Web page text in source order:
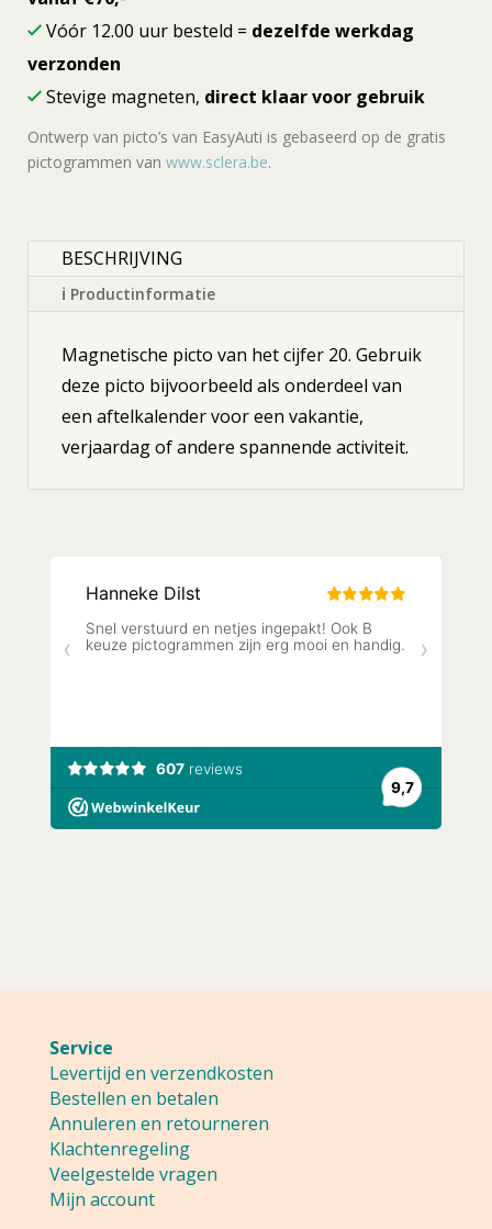
Vóór 12.00 uur besteld = dezelfde werkdag
verzonden
Stevige magneten, direct klaar voor gebruik
Ontwerp van picto’s van EasyAuti is gebaseerd op de gratis
pictogrammen van www.sclera.be.
BESCHRIJVING
ℹ Productinformatie
Magnetische picto van het cijfer 20. Gebruik
deze picto bijvoorbeeld als onderdeel van
een aftelkalender voor een vakantie,
verjaardag of andere spannende activiteit.
Service
Levertijd en verzendkosten
Bestellen en betalen
Annuleren en retourneren
Klachtenregeling
Veelgestelde vragen
Mijn account